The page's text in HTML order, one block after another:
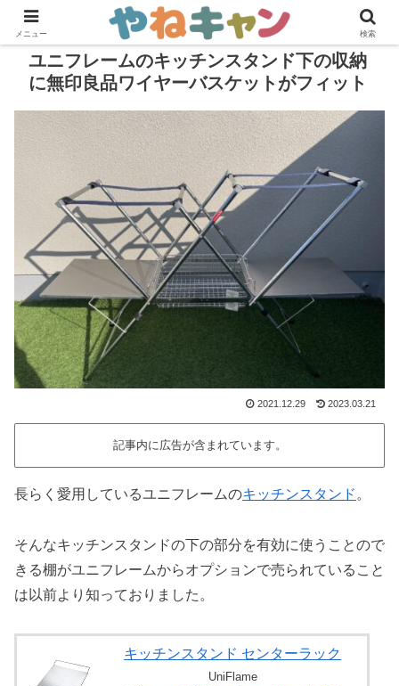
ユニフレームのキッチンスタンド下の収納
に無印良品ワイヤーバスケットがフィット
2021.12.29 2023.03.21
記事内に広告が含まれています。
長らく愛用しているユニフレームのキッチンスタンド 。
そんなキッチンスタンドの下の部分を有効に使うことので
きる棚がユニフレームからオプションで売られていること
は以前より知っておりました。
キッチンスタンド センターラック
UniFlame
メニュー 検索